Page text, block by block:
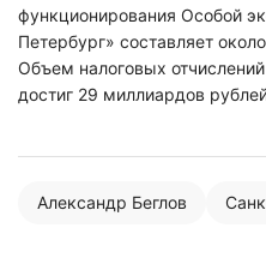
функционирования Особой
Петербург» составляет
Объем налоговых
достиг 29 миллиардов
Александр Беглов
Нажимая на кнопку